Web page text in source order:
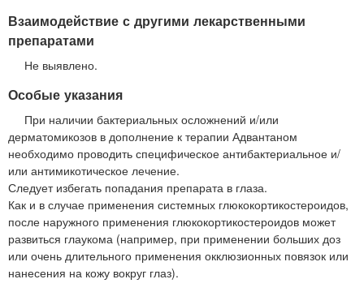
Взаимодействие с другими лекарственными
препаратами
Не выявлено.
Особые указания
При наличии бактериальных осложнений и/или
дерматомикозов в дополнение к терапии Адвантаном
необходимо проводить специфическое антибактериальное и/
или антимикотическое лечение.
Следует избегать попадания препарата в глаза.
Как и в случае применения системных глюкокортикостероидов,
после наружного применения глюкокортикостероидов может
развиться глаукома (например, при применении больших доз
или очень длительного применения окклюзионных повязок или
нанесения на кожу вокруг глаз).